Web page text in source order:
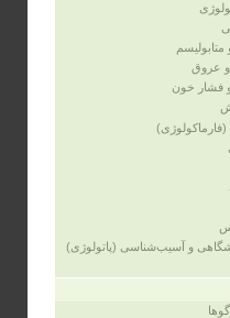
عروق
فشار خون
و آسیب‌شناسی (پاتولوژی)